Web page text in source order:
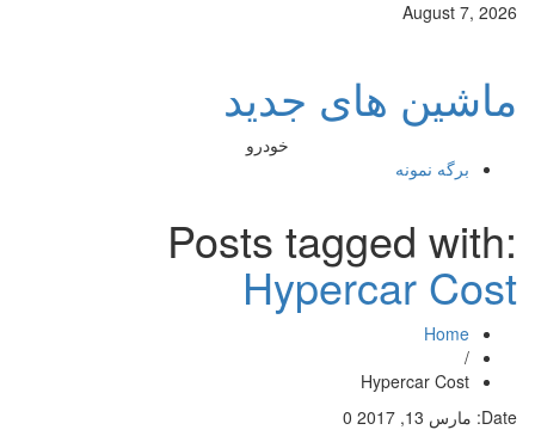
August 7, 2026
ماشین های جدید
خودرو
برگه نمونه
Posts tagged with:
Hypercar Cost
Home
/
Hypercar Cost
Date: مارس 13, 2017 0